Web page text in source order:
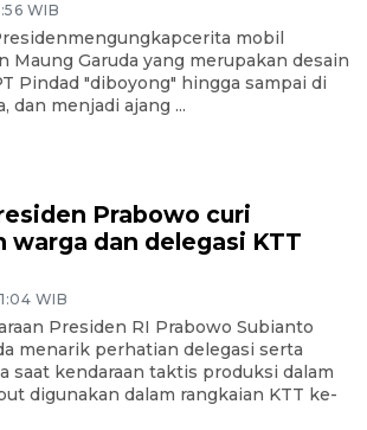
WIB
mobil
Maung Garuda yang merupakan desain
Pindad "diboyong" hingga sampai di
dan menjadi ajang ...
Prabowo curi
warga dan delegasi KTT
WIB
Presiden RI Prabowo Subianto
menarik perhatian delegasi serta
saat kendaraan taktis produksi dalam
digunakan dalam rangkaian KTT ke-